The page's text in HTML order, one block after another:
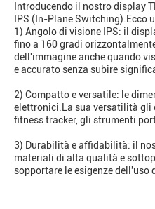
Introducendo il nostro display
IPS (In-Plane Switching).Ecco
1) Angolo di visione IPS: il
fino a 160 gradi
dell'immagine anche quando
e accurato senza subire
2) Compatto e versatile: le
elettronici.La sua versatilità gli
fitness tracker, gli strumenti
3) Durabilità e affidabilità: il
materiali di alta qualità e
sopportare le esigenze